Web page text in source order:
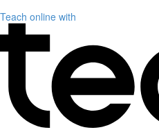
Teach online with